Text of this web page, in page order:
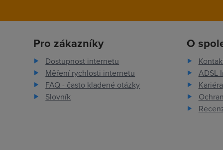
Pro zákazníky
Dostupnost internetu
Měření rychlosti internetu
FAQ - často kladené otázky
Slovník
O
ADSL
Kariéra